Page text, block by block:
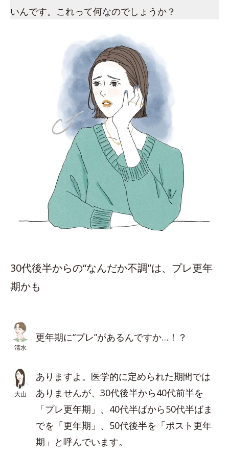
いんです。これって何なのでしょうか？
30代後半からの“なんだか不調”は、プレ更年
期かも
清水
更年期に“プレ”があるんですか…！？
大山
ありますよ。医学的に定められた期間では
ありませんが、30代後半から40代前半を
「プレ更年期」、40代半ばから50代半ばま
でを「更年期」、50代後半を「ポスト更年
期」と呼んでいます。